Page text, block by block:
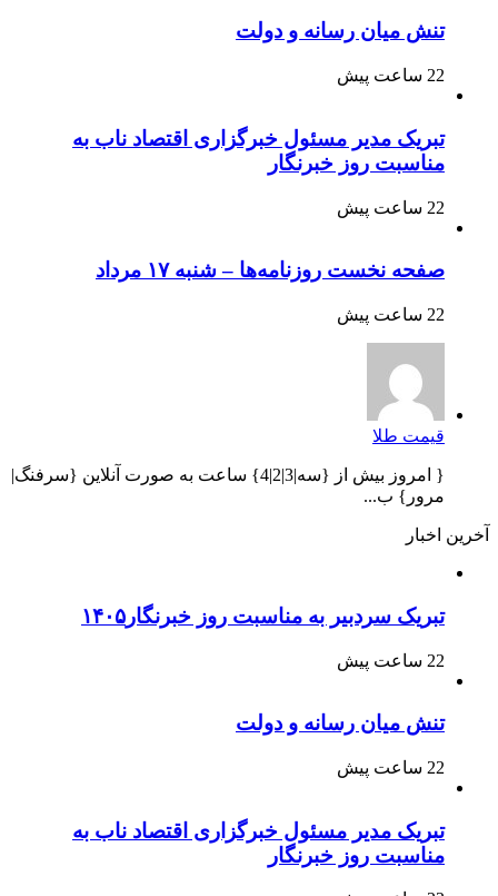
تنش میان رسانه و دولت
22 ساعت پیش
تبریک مدیر مسئول خبرگزاری اقتصاد ناب به
مناسبت روز خبرنگار
22 ساعت پیش
صفحه نخست روزنامه‌ها – شنبه ۱۷ مرداد
22 ساعت پیش
قیمت طلا
{ امروز بیش از {سه|3|2|4} ساعت به صورت آنلاین {سرفنگ|
مرور} ب...
آخرین اخبار
تبریک سردبیر به مناسبت روز خبرنگار۱۴۰۵
22 ساعت پیش
تنش میان رسانه و دولت
22 ساعت پیش
تبریک مدیر مسئول خبرگزاری اقتصاد ناب به
مناسبت روز خبرنگار